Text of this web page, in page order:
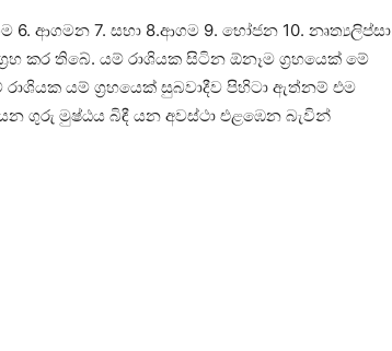
6. ආගමන 7. සභා 8.ආගම 9. භෝජන 10. නෘත්‍යලිප්සා
කර තිබේ. යම් රාශියක සිටින ඕනෑම ග්‍රහයෙක්‌ මේ
රාශියක යම් ග්‍රහයෙක්‌ සුබවාදීව පිහිටා ඇත්නම් එම
ගුරු මුෂ්ඨය බිඳී යන අවස්‌ථා එළඹෙන බැවින්